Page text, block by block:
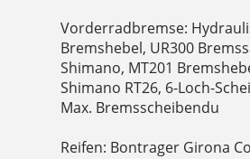
Vorderradbremse:
Bremshebel, UR300
Shimano, MT201
Shimano RT26, 6-Loch-
Max. Bremsscheibendu
Reifen: Bontrager Girona